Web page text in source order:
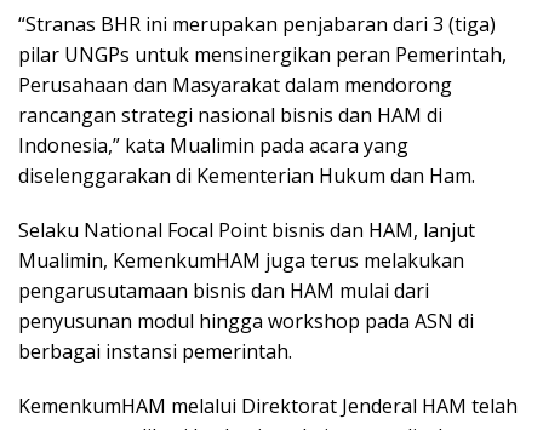
“Stranas BHR ini merupakan penjabaran dari 3 (tiga)
pilar UNGPs untuk mensinergikan peran Pemerintah,
Perusahaan dan Masyarakat dalam mendorong
rancangan strategi nasional bisnis dan HAM di
Indonesia,” kata Mualimin pada acara yang
diselenggarakan di Kementerian Hukum dan Ham.
Selaku National Focal Point bisnis dan HAM, lanjut
Mualimin, KemenkumHAM juga terus melakukan
pengarusutamaan bisnis dan HAM mulai dari
penyusunan modul hingga workshop pada ASN di
berbagai instansi pemerintah.
KemenkumHAM melalui Direktorat Jenderal HAM telah